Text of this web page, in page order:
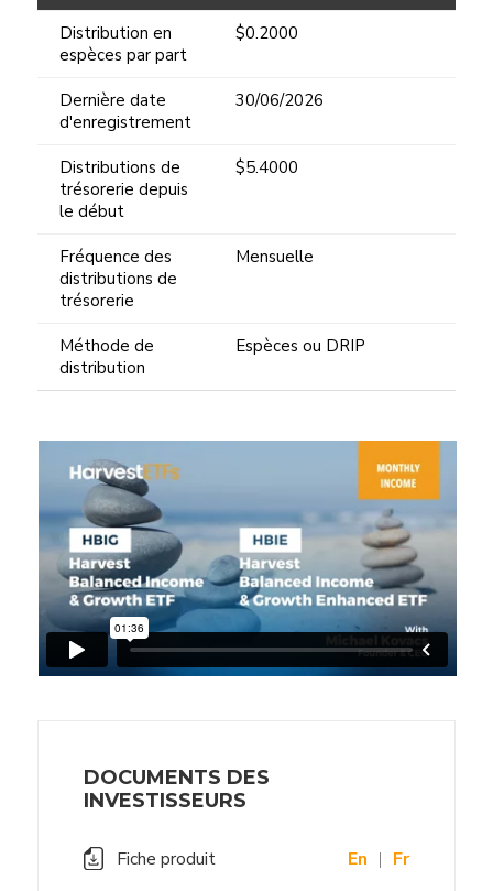
Distribution en
espèces par part
$0.2000
Dernière date
d'enregistrement
30/06/2026
Distributions de
trésorerie depuis
le début
$5.4000
Fréquence des
distributions de
trésorerie
Mensuelle
Méthode de
distribution
Espèces ou DRIP
DOCUMENTS DES
INVESTISSEURS
Fiche produit En | Fr